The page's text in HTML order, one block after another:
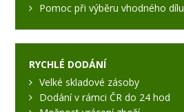
Pomoc při výběru vhodného dílu
RYCHLÉ DODÁNÍ
Velké skladové zásoby
Dodání v rámci ČR do 24 hod